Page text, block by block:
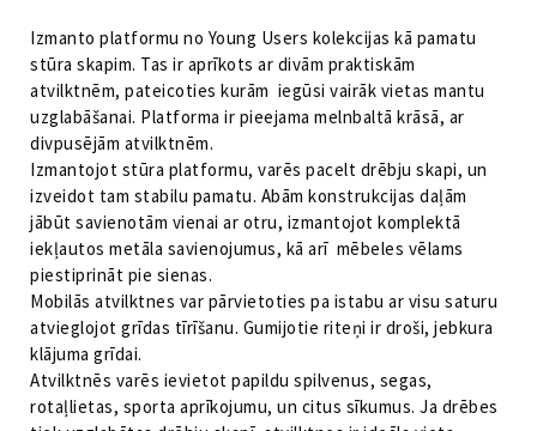
Izmanto platformu no Young Users kolekcijas kā pamatu
stūra skapim. Tas ir aprīkots ar divām praktiskām
atvilktnēm, pateicoties kurām iegūsi vairāk vietas mantu
uzglabāšanai. Platforma ir pieejama melnbaltā krāsā, ar
divpusējām atvilktnēm.
Izmantojot stūra platformu, varēs pacelt drēbju skapi, un
izveidot tam stabilu pamatu. Abām konstrukcijas daļām
jābūt savienotām vienai ar otru, izmantojot komplektā
iekļautos metāla savienojumus, kā arī mēbeles vēlams
piestiprināt pie sienas.
Mobilās atvilktnes var pārvietoties pa istabu ar visu saturu
atvieglojot grīdas tīrīšanu. Gumijotie riteņi ir droši, jebkura
klājuma grīdai.
Atvilktnēs varēs ievietot papildu spilvenus, segas,
rotaļlietas, sporta aprīkojumu, un citus sīkumus. Ja drēbes